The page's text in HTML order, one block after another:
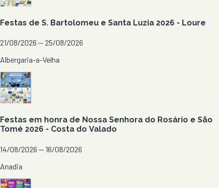
Festas de S. Bartolomeu e Santa Luzia 2026 - Loure
21/08/2026 — 25/08/2026
Albergaria-a-Velha
Festas em honra de Nossa Senhora do Rosário e São
Tomé 2026 - Costa do Valado
14/08/2026 — 16/08/2026
Anadia